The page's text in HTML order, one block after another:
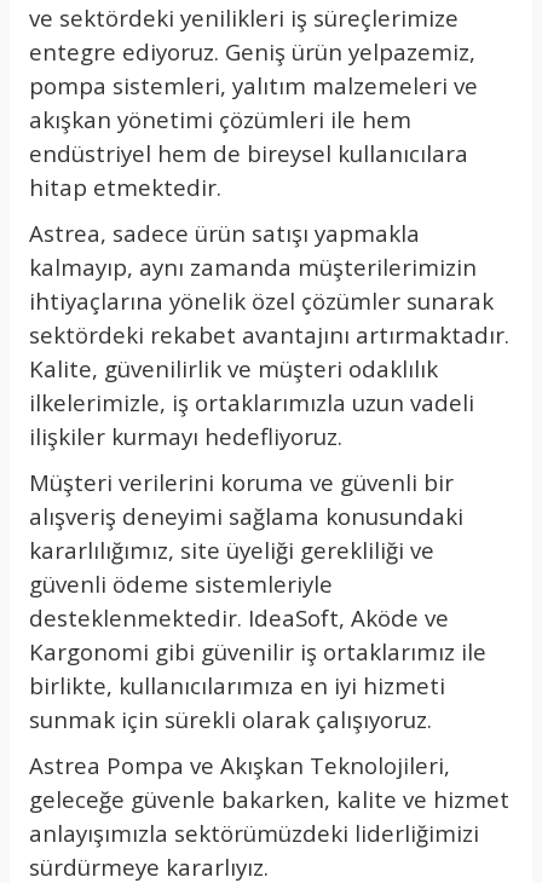
ve sektördeki yenilikleri iş süreçlerimize
entegre ediyoruz. Geniş ürün yelpazemiz,
pompa sistemleri, yalıtım malzemeleri ve
akışkan yönetimi çözümleri ile hem
endüstriyel hem de bireysel kullanıcılara
hitap etmektedir.
Astrea, sadece ürün satışı yapmakla
kalmayıp, aynı zamanda müşterilerimizin
ihtiyaçlarına yönelik özel çözümler sunarak
sektördeki rekabet avantajını artırmaktadır.
Kalite, güvenilirlik ve müşteri odaklılık
ilkelerimizle, iş ortaklarımızla uzun vadeli
ilişkiler kurmayı hedefliyoruz.
Müşteri verilerini koruma ve güvenli bir
alışveriş deneyimi sağlama konusundaki
kararlılığımız, site üyeliği gerekliliği ve
güvenli ödeme sistemleriyle
desteklenmektedir. IdeaSoft, Aköde ve
Kargonomi gibi güvenilir iş ortaklarımız ile
birlikte, kullanıcılarımıza en iyi hizmeti
sunmak için sürekli olarak çalışıyoruz.
Astrea Pompa ve Akışkan Teknolojileri,
geleceğe güvenle bakarken, kalite ve hizmet
anlayışımızla sektörümüzdeki liderliğimizi
sürdürmeye kararlıyız.